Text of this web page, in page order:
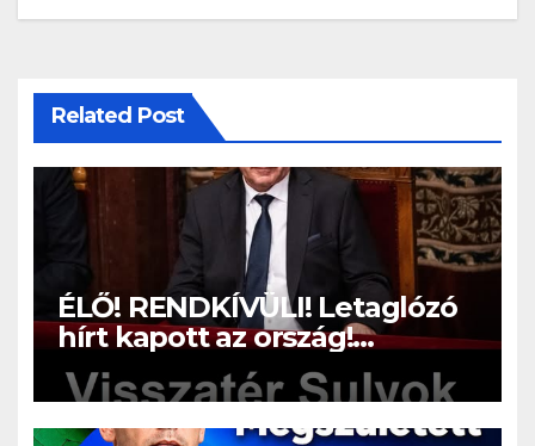
Related Post
ÉLŐ! RENDKÍVÜLI! Letaglózó
hírt kapott az ország!
Visszatérhet Sulyok Tamás!? –
ERRE senki nem volt
felkészülve: